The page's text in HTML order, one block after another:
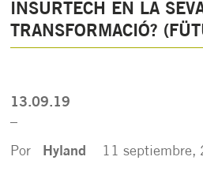
INSURTECH EN LA
TRANSFORMACIÓ?
13.09.19
Por Hyland 11 septiembre,